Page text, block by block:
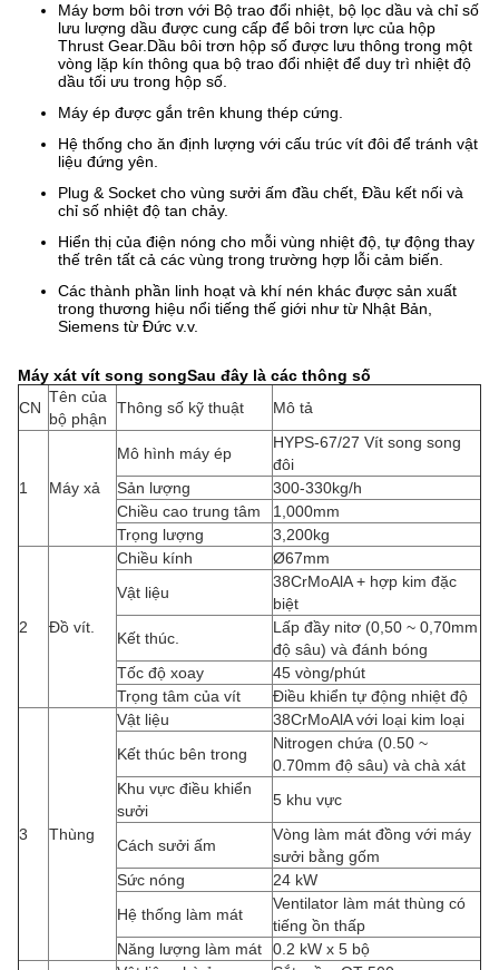
Máy bơm bôi trơn với Bộ trao đổi nhiệt, bộ lọc dầu và chỉ số
lưu lượng dầu được cung cấp để bôi trơn lực của hộp
Thrust Gear.Dầu bôi trơn hộp số được lưu thông trong một
vòng lặp kín thông qua bộ trao đổi nhiệt để duy trì nhiệt độ
dầu tối ưu trong hộp số.
Máy ép được gắn trên khung thép cứng.
Hệ thống cho ăn định lượng với cấu trúc vít đôi để tránh vật
liệu đứng yên.
Plug & Socket cho vùng sưởi ấm đầu chết, Đầu kết nối và
chỉ số nhiệt độ tan chảy.
Hiển thị của điện nóng cho mỗi vùng nhiệt độ, tự động thay
thế trên tất cả các vùng trong trường hợp lỗi cảm biến.
Các thành phần linh hoạt và khí nén khác được sản xuất
trong thương hiệu nổi tiếng thế giới như từ Nhật Bản,
Siemens từ Đức v.v.
Máy xát vít song songSau đây là các thông số
CN
Tên của
bộ phận
Thông số kỹ thuật Mô tả
1 Máy xả
Mô hình máy ép
HYPS-67/27 Vít song song
đôi
Sản lượng
300-330kg/h
Chiều cao trung tâm
1,000mm
Trọng lượng
3,200kg
2 Đồ vít.
Chiều kính
Ø67mm
Vật liệu
38CrMoAlA + hợp kim đặc
biệt
Kết thúc.
Lấp đầy nitơ (0,50 ~ 0,70mm
độ sâu) và đánh bóng
Tốc độ xoay
45 vòng/phút
Trọng tâm của vít
Điều khiển tự động nhiệt độ
3 Thùng
Vật liệu
38CrMoAlA với loại kim loại
Kết thúc bên trong
Nitrogen chứa (0.50 ~
0.70mm độ sâu) và chà xát
Khu vực điều khiển
sưởi
5 khu vực
Cách sưởi ấm
Vòng làm mát đồng với máy
sưởi bằng gốm
Sức nóng
24 kW
Hệ thống làm mát
Ventilator làm mát thùng có
tiếng ồn thấp
Năng lượng làm mát
0.2 kW x 5 bộ